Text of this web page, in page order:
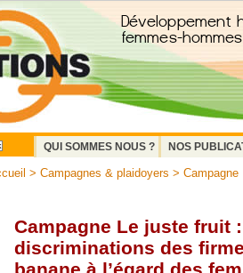
QUI SOMMES NOUS ?
NOS
> Campagnes & plaidoyers >
Campagne Le juste fruit
discriminations des